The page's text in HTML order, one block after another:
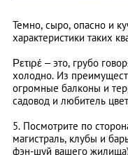
Темно, сыро, опасно и
характеристики таких
Ρετιρέ – это, грубо
холодно. Из
огромные балконы и
садовод и любитель
5. Посмотрите по
магистраль, клубы и
фэн-шуй вашего